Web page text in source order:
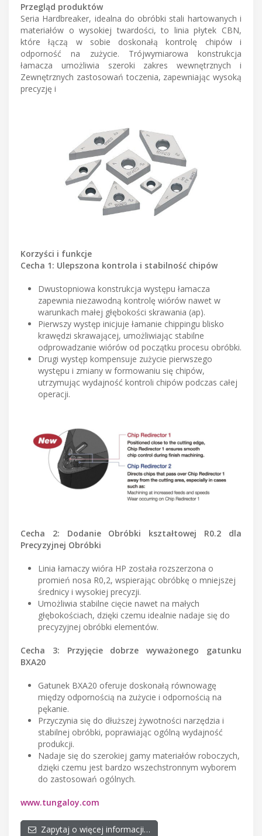
Przegląd produktów
Seria Hardbreaker, idealna do obróbki stali hartowanych i
materiałów o wysokiej twardości, to linia płytek CBN,
które łączą w sobie doskonałą kontrolę chipów i
odporność na zużycie. Trójwymiarowa konstrukcja
łamacza umożliwia szeroki zakres wewnętrznych i
Zewnętrznych zastosowań toczenia, zapewniając wysoką
precyzję i
Korzyści i funkcje
Cecha 1: Ulepszona kontrola i stabilność chipów
Dwustopniowa konstrukcja występu łamacza
zapewnia niezawodną kontrolę wiórów nawet w
warunkach małej głębokości skrawania (ap).
Pierwszy występ inicjuje łamanie chippingu blisko
krawędzi skrawającej, umożliwiając stabilne
odprowadzanie wiórów od początku procesu obróbki.
Drugi występ kompensuje zużycie pierwszego
występu i zmiany w formowaniu się chipów,
utrzymując wydajność kontroli chipów podczas całej
operacji.
Cecha 2: Dodanie Obróbki kształtowej R0.2 dla
Precyzyjnej Obróbki
Linia łamaczy wióra HP została rozszerzona o
promień nosa R0,2, wspierając obróbkę o mniejszej
średnicy i wysokiej precyzji.
Umożliwia stabilne cięcie nawet na małych
głębokościach, dzięki czemu idealnie nadaje się do
precyzyjnej obróbki elementów.
Cecha 3: Przyjęcie dobrze wyważonego gatunku
BXA20
Gatunek BXA20 oferuje doskonałą równowagę
między odpornością na zużycie i odpornością na
pękanie.
Przyczynia się do dłuższej żywotności narzędzia i
stabilnej obróbki, poprawiając ogólną wydajność
produkcji.
Nadaje się do szerokiej gamy materiałów roboczych,
dzięki czemu jest bardzo wszechstronnym wyborem
do zastosowań ogólnych.
www.tungaloy.com
Zapytaj o więcej informacji…